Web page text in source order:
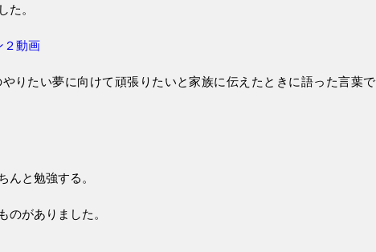
た。
２動画
りたい夢に向けて頑張りたいと家族に伝えたときに語った言葉で
んと勉強する。
のがありました。